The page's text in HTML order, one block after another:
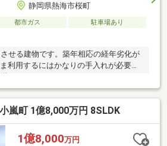
静岡県熱海市桜町
都市ガス
駐車場あり
せる建物です。築年相応の経年劣化が
利用するにはかなりの手入れが必要と
にはそれぞれキッチンとトイレスペー
の利便性を高めています。1階の車庫
によりますが、1台分の駐車スペースが
ーションにより、自分だけのスタイル
理想の住まいを実現するための貴重な
ょうか
嵐町 1億8,000万円 8SLDK
1億8,000万円